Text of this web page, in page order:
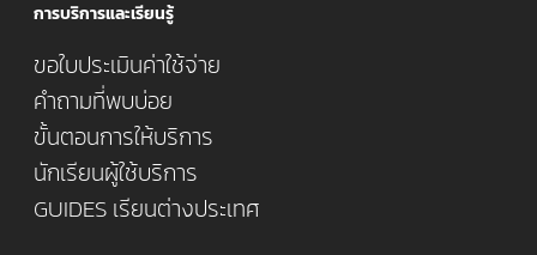
การบริการและเรียนรู้
ขอใบประเมินค่าใช้จ่าย
คำถามที่พบบ่อย
ขั้นตอนการให้บริการ
นักเรียนผู้ใช้บริการ
GUIDES เรียนต่างประเทศ